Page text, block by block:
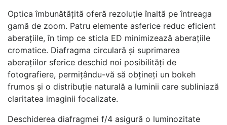
Optica îmbunătățită oferă rezoluție înaltă pe întreaga
gamă de zoom. Patru elemente asferice reduc eficient
aberațiile, în timp ce sticla ED minimizează aberațiile
cromatice. Diafragma circulară și suprimarea
aberațiilor sferice deschid noi posibilități de
fotografiere, permițându-vă să obțineți un bokeh
frumos și o distribuție naturală a luminii care subliniază
claritatea imaginii focalizate.
Deschiderea diafragmei f/4 asigură o luminozitate